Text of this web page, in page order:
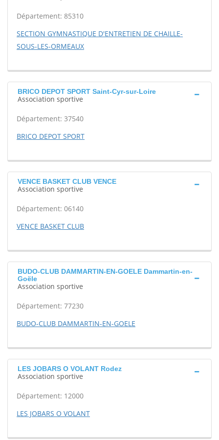
Département: 85310
SECTION GYMNASTIQUE D'ENTRETIEN DE CHAILLE-
SOUS-LES-ORMEAUX
BRICO DEPOT SPORT Saint-Cyr-sur-Loire
Association sportive
Département: 37540
BRICO DEPOT SPORT
VENCE BASKET CLUB VENCE
Association sportive
Département: 06140
VENCE BASKET CLUB
BUDO-CLUB DAMMARTIN-EN-GOELE Dammartin-en-
Goële
Association sportive
Département: 77230
BUDO-CLUB DAMMARTIN-EN-GOELE
LES JOBARS O VOLANT Rodez
Association sportive
Département: 12000
LES JOBARS O VOLANT